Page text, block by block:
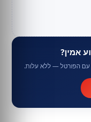
אמין?
הפורטל — ללא עלות.